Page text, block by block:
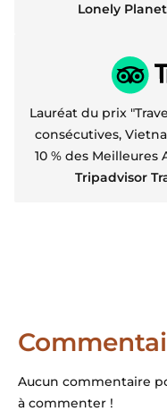
Lonely
Lauréat du prix
consécutives,
10 % des Meilleures
Tripadvisor
Aucun commentaire
à commenter !